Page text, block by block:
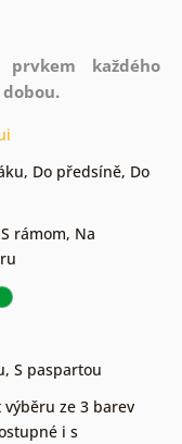
každého
, Do předsíně, Do
S rámom, Na
, S paspartou
výběru ze 3 barev
i s